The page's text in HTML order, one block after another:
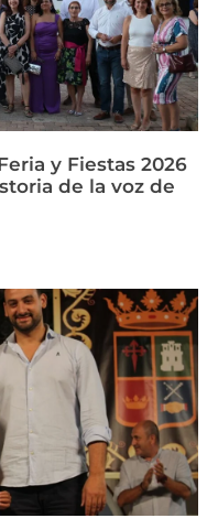
y Fiestas 2026
de la voz de